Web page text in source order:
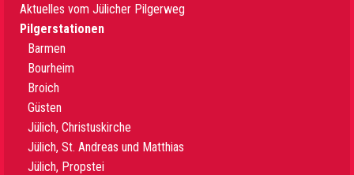
Aktuelles vom Jülicher Pilgerweg
Pilgerstationen
Barmen
Bourheim
Broich
Güsten
Jülich, Christuskirche
Jülich, St. Andreas und Matthias
Jülich, Propstei